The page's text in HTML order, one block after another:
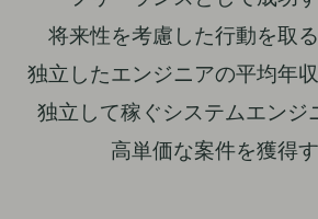
r
将来性を考慮した行動を取
独立したエンジニアの平均年
独立して稼ぐシステムエンジ
高単価な案件を獲得